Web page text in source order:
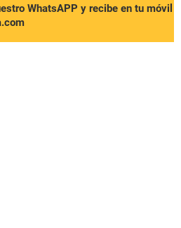
WhatsAPP y recibe en tu móvil